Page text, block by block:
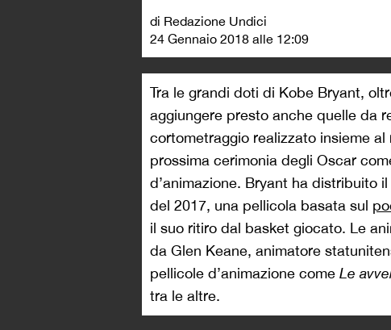
di Redazione Undici
24 Gennaio 2018 alle 12:09
Tra le grandi doti di Kobe Bryant,
aggiungere presto anche quelle da
cortometraggio realizzato insieme
prossima cerimonia degli Oscar
d’animazione. Bryant ha distribuito
del 2017, una pellicola basata sul
il suo ritiro dal basket giocato. Le
da Glen Keane, animatore
pellicole d’animazione come Le
tra le altre.